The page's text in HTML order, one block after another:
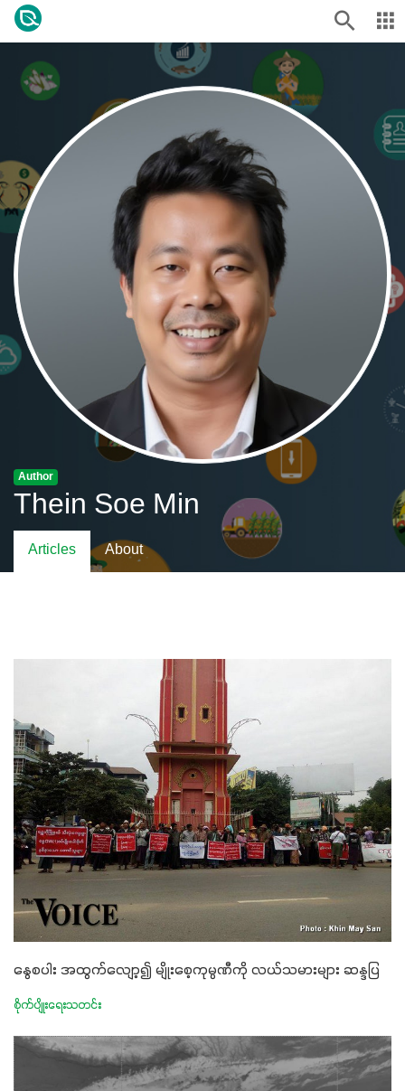
Author
Thein Soe Min
Articles About
နွေစပါး အထွက်လျော့၍ မျိုးစေ့ကုမ္ပဏီကို လယ်သမားများ ဆန္ဒပြ
စိုက်ပျိုးရေးသတင်း